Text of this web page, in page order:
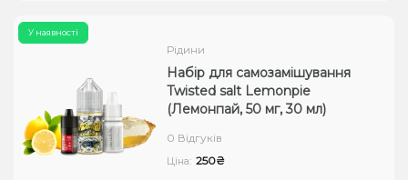
У наявності
Рідини
Набір для самозамішування
Twisted salt Lemonpie
(Лемонпай, 50 мг, 30 мл)
0 Відгуків
Ціна: 250₴